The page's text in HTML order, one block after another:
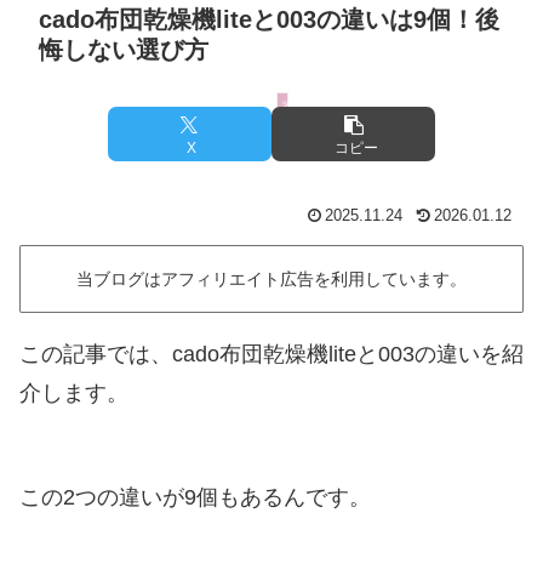
cado布団乾燥機liteと003の違いは9個！後
悔しない選び方
家電
X コピー
2025.11.24 2026.01.12
当ブログはアフィリエイト広告を利用しています。
この記事では、cado布団乾燥機liteと003の違いを紹
介します。
この2つの違いが9個もあるんです。